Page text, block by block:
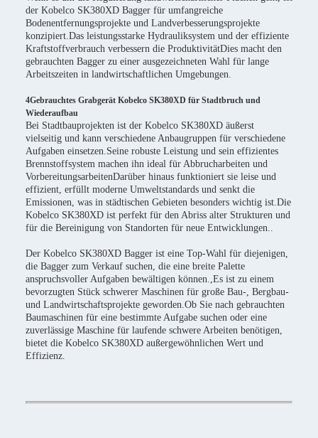
der Kobelco SK380XD Bagger für umfangreiche
Bodenentfernungsprojekte und Landverbesserungsprojekte
konzipiert.Das leistungsstarke Hydrauliksystem und der effiziente
Kraftstoffverbrauch verbessern die ProduktivitätDies macht den
gebrauchten Bagger zu einer ausgezeichneten Wahl für lange
Arbeitszeiten in landwirtschaftlichen Umgebungen.
4Gebrauchtes Grabgerät Kobelco SK380XD für Stadtbruch und
Wiederaufbau
Bei Stadtbauprojekten ist der Kobelco SK380XD äußerst
vielseitig und kann verschiedene Anbaugruppen für verschiedene
Aufgaben einsetzen.Seine robuste Leistung und sein effizientes
Brennstoffsystem machen ihn ideal für Abbrucharbeiten und
VorbereitungsarbeitenDarüber hinaus funktioniert sie leise und
effizient, erfüllt moderne Umweltstandards und senkt die
Emissionen, was in städtischen Gebieten besonders wichtig ist.Die
Kobelco SK380XD ist perfekt für den Abriss alter Strukturen und
für die Bereinigung von Standorten für neue Entwicklungen..
Der Kobelco SK380XD Bagger ist eine Top-Wahl für diejenigen,
die Bagger zum Verkauf suchen, die eine breite Palette
anspruchsvoller Aufgaben bewältigen können.,Es ist zu einem
bevorzugten Stück schwerer Maschinen für große Bau-, Bergbau-
und Landwirtschaftsprojekte geworden.Ob Sie nach gebrauchten
Baumaschinen für eine bestimmte Aufgabe suchen oder eine
zuverlässige Maschine für laufende schwere Arbeiten benötigen,
bietet die Kobelco SK380XD außergewöhnlichen Wert und
Effizienz.